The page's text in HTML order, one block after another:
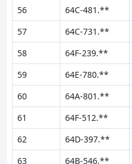
56
64C-481.**
57
64C-731.**
58
64F-239.**
59
64E-780.**
60
64A-801.**
61
64F-512.**
62
64D-397.**
63
64B-546.**